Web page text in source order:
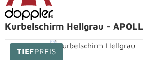
Bildergalerie überspringen
Kurbelschirm Hellgrau - APOLL